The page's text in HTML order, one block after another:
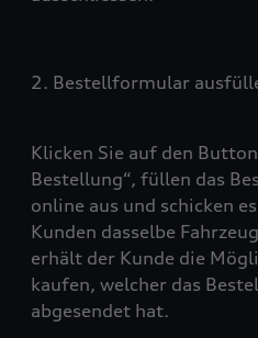
2. Bestellformular
Klicken Sie auf den
Bestellung“, füllen das
online aus und schicken
Kunden dasselbe
erhält der Kunde die
kaufen, welcher das
abgesendet hat.